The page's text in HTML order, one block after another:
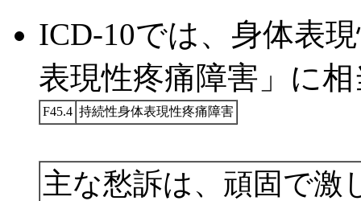
ICD-10では、身体表
表現性疼痛障害」に
F45.4 持続性身体表現性疼痛障害
主な愁訴は、頑固で激